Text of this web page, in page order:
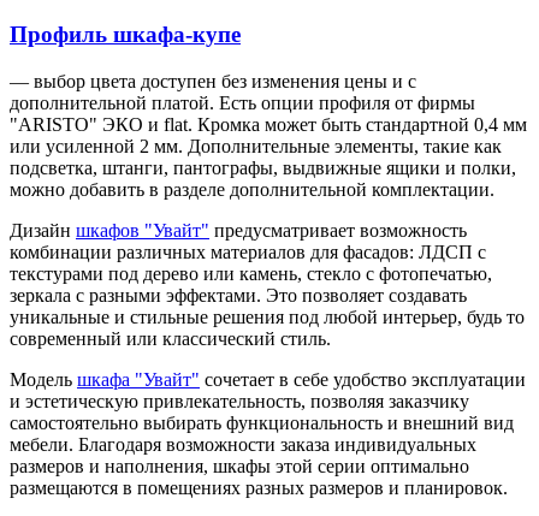
Профиль шкафа-купе
— выбор цвета доступен без изменения цены и с
дополнительной платой. Есть опции профиля от фирмы
"ARISTO" ЭКО и flat. Кромка может быть стандартной 0,4 мм
или усиленной 2 мм. Дополнительные элементы, такие как
подсветка, штанги, пантографы, выдвижные ящики и полки,
можно добавить в разделе дополнительной комплектации.
Дизайн шкафов "Увайт" предусматривает возможность
комбинации различных материалов для фасадов: ЛДСП с
текстурами под дерево или камень, стекло с фотопечатью,
зеркала с разными эффектами. Это позволяет создавать
уникальные и стильные решения под любой интерьер, будь то
современный или классический стиль.
Модель шкафа "Увайт" сочетает в себе удобство эксплуатации
и эстетическую привлекательность, позволяя заказчику
самостоятельно выбирать функциональность и внешний вид
мебели. Благодаря возможности заказа индивидуальных
размеров и наполнения, шкафы этой серии оптимально
размещаются в помещениях разных размеров и планировок.